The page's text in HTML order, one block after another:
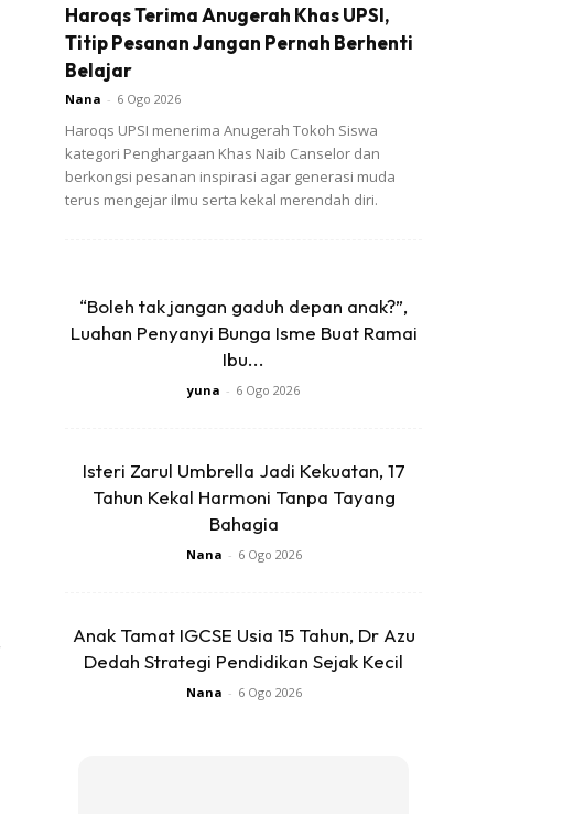
Haroqs Terima Anugerah Khas UPSI,
Titip Pesanan Jangan Pernah Berhenti
Belajar
Nana - 6 Ogo 2026
Haroqs UPSI menerima Anugerah Tokoh Siswa
kategori Penghargaan Khas Naib Canselor dan
berkongsi pesanan inspirasi agar generasi muda
terus mengejar ilmu serta kekal merendah diri.
“Boleh tak jangan gaduh depan anak?”,
Luahan Penyanyi Bunga Isme Buat Ramai
Ibu...
yuna - 6 Ogo 2026
Isteri Zarul Umbrella Jadi Kekuatan, 17
Tahun Kekal Harmoni Tanpa Tayang
Bahagia
Nana - 6 Ogo 2026
Anak Tamat IGCSE Usia 15 Tahun, Dr Azu
Dedah Strategi Pendidikan Sejak Kecil
Nana - 6 Ogo 2026